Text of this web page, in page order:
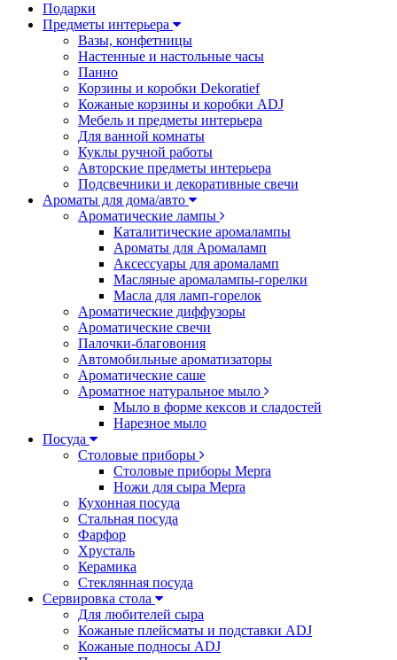
Подарки
Предметы интерьера
Вазы, конфетницы
Настенные и настольные часы
Панно
Корзины и коробки Dekoratief
Кожаные корзины и коробки ADJ
Мебель и предметы интерьера
Для ванной комнаты
Куклы ручной работы
Авторские предметы интерьера
Подсвечники и декоративные свечи
Ароматы для дома/авто
Ароматические лампы
Каталитические аромалампы
Ароматы для Аромаламп
Аксессуары для аромаламп
Масляные аромалампы-горелки
Масла для ламп-горелок
Ароматические диффузоры
Ароматические свечи
Палочки-благовония
Автомобильные ароматизаторы
Ароматические саше
Ароматное натуральное мыло
Мыло в форме кексов и сладостей
Нарезное мыло
Посуда
Столовые приборы
Столовые приборы Mepra
Ножи для сыра Mepra
Кухонная посуда
Стальная посуда
Фарфор
Хрусталь
Керамика
Стеклянная посуда
Сервировка стола
Для любителей сыра
Кожаные плейсматы и подставки ADJ
Кожаные подносы ADJ